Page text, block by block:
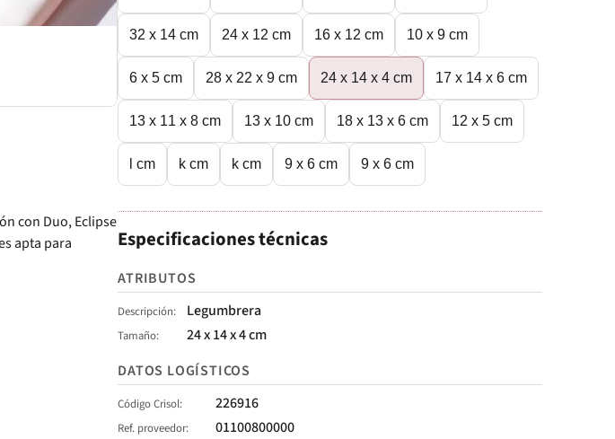
con Duo, Eclipse
apta para
32 x 14 cm 24 x 12 cm 16 x 12 cm 10 x 9 cm
6 x 5 cm 28 x 22 x 9 cm 24 x 14 x 4 cm 17 x 14 x 6 cm
13 x 11 x 8 cm 13 x 10 cm 18 x 13 x 6 cm 12 x 5 cm
l cm k cm k cm 9 x 6 cm 9 x 6 cm
Especificaciones técnicas
ATRIBUTOS
Descripción Legumbrera
Tamaño
24 x 14 x 4 cm
DATOS LOGÍSTICOS
Código Crisol 226916
Ref. proveedor 01100800000